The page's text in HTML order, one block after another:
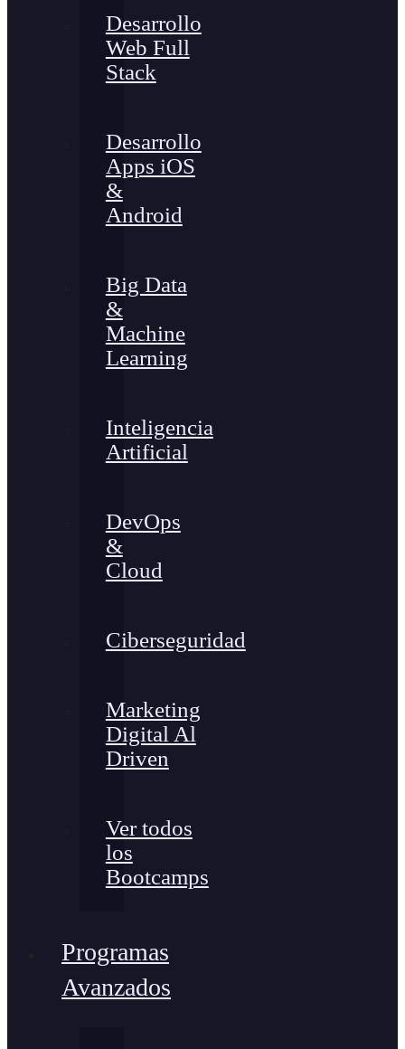
Desarrollo
Web Full
Stack
Desarrollo
Apps iOS
&
Android
Big Data
&
Machine
Learning
Inteligencia
Artificial
DevOps
&
Cloud
Ciberseguridad
Marketing
Digital Al
Driven
Ver todos
los
Bootcamps
Programas
Avanzados